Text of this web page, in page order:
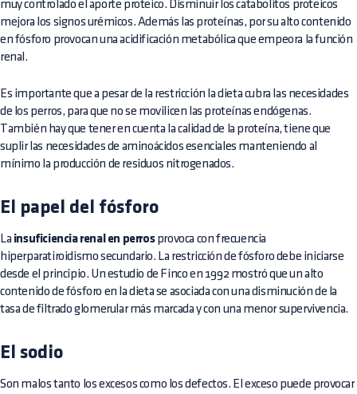
muy controlado el aporte proteico. Disminuir los catabolitos proteicos
mejora los signos urémicos. Además las proteínas, por su alto contenido
en fósforo provocan una acidificación metabólica que empeora la función
renal.
Es importante que a pesar de la restricción la dieta cubra las necesidades
de los perros, para que no se movilicen las proteínas endógenas.
También hay que tener en cuenta la calidad de la proteína, tiene que
suplir las necesidades de aminoácidos esenciales manteniendo al
mínimo la producción de residuos nitrogenados.
El papel del fósforo
La insuficiencia renal en perrosprovoca con frecuencia
hiperparatiroidismo secundario. La restricción de fósforo debe iniciarse
desde el principio. Un estudio de Finco en 1992 mostró que un alto
contenido de fósforo en la dieta se asociada con una disminución de la
tasa de filtrado glomerular más marcada y con una menor supervivencia.
El sodio
Son malos tanto los excesos como los defectos. El exceso puede provocar